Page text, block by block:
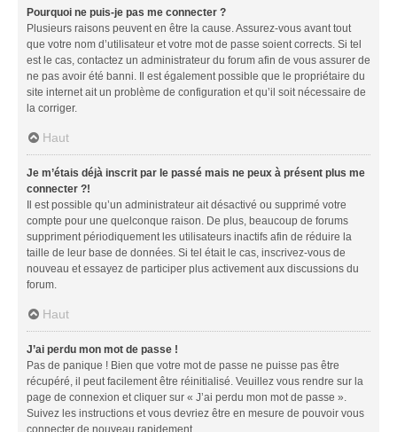
Pourquoi ne puis-je pas me connecter ?
Plusieurs raisons peuvent en être la cause. Assurez-vous avant tout
que votre nom d’utilisateur et votre mot de passe soient corrects. Si tel
est le cas, contactez un administrateur du forum afin de vous assurer de
ne pas avoir été banni. Il est également possible que le propriétaire du
site internet ait un problème de configuration et qu’il soit nécessaire de
la corriger.
Haut
Je m’étais déjà inscrit par le passé mais ne peux à présent plus me
connecter ?!
Il est possible qu’un administrateur ait désactivé ou supprimé votre
compte pour une quelconque raison. De plus, beaucoup de forums
suppriment périodiquement les utilisateurs inactifs afin de réduire la
taille de leur base de données. Si tel était le cas, inscrivez-vous de
nouveau et essayez de participer plus activement aux discussions du
forum.
Haut
J’ai perdu mon mot de passe !
Pas de panique ! Bien que votre mot de passe ne puisse pas être
récupéré, il peut facilement être réinitialisé. Veuillez vous rendre sur la
page de connexion et cliquer sur « J’ai perdu mon mot de passe ».
Suivez les instructions et vous devriez être en mesure de pouvoir vous
connecter de nouveau rapidement.